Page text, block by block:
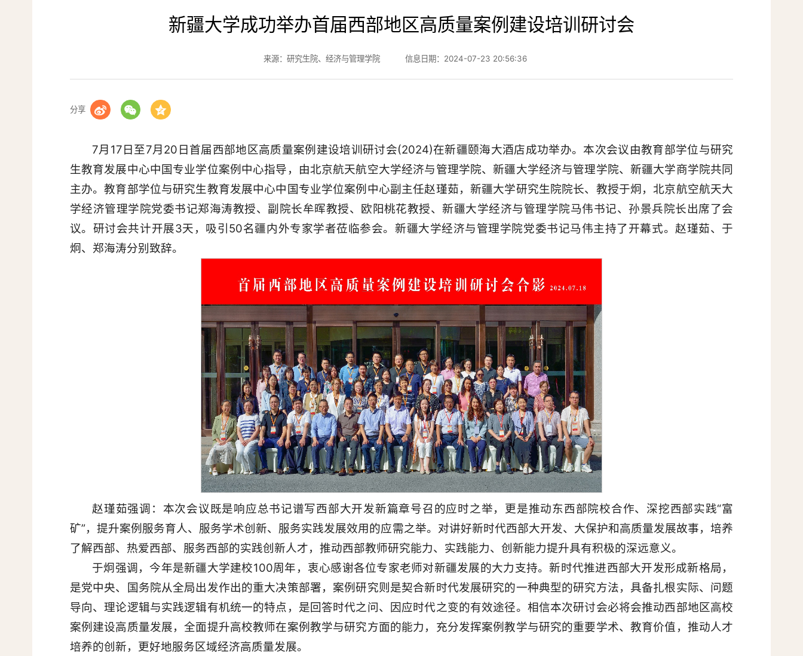
新疆大学成功举办首届西部地区高质量案例建设培训研讨会
来源：研究生院、经济与管理学院 信息日期：2024-07-23 20:56:36
分享
7月17日至7月20日首届西部地区高质量案例建设培训研讨会(2024)在新疆颐海大酒店成功举办。本次会议由教育部学位与研究
生教育发展中心中国专业学位案例中心指导，由北京航天航空大学经济与管理学院、新疆大学经济与管理学院、新疆大学商学院共同
主办。教育部学位与研究生教育发展中心中国专业学位案例中心副主任赵瑾茹，新疆大学研究生院院长、教授于炯，北京航空航天大
学经济管理学院党委书记郑海涛教授、副院长牟晖教授、欧阳桃花教授、新疆大学经济与管理学院马伟书记、孙景兵院长出席了会
议。研讨会共计开展3天，吸引50名疆内外专家学者莅临参会。新疆大学经济与管理学院党委书记马伟主持了开幕式。赵瑾茹、于
炯、郑海涛分别致辞。
赵瑾茹强调：本次会议既是响应总书记谱写西部大开发新篇章号召的应时之举，更是推动东西部院校合作、深挖西部实践“富
矿”，提升案例服务育人、服务学术创新、服务实践发展效用的应需之举。对讲好新时代西部大开发、大保护和高质量发展故事，培养
了解西部、热爱西部、服务西部的实践创新人才，推动西部教师研究能力、实践能力、创新能力提升具有积极的深远意义。
于炯强调，今年是新疆大学建校100周年，衷心感谢各位专家老师对新疆发展的大力支持。新时代推进西部大开发形成新格局，
是党中央、国务院从全局出发作出的重大决策部署，案例研究则是契合新时代发展研究的一种典型的研究方法，具备扎根实际、问题
导向、理论逻辑与实践逻辑有机统一的特点，是回答时代之问、因应时代之变的有效途径。相信本次研讨会必将会推动西部地区高校
案例建设高质量发展，全面提升高校教师在案例教学与研究方面的能力，充分发挥案例教学与研究的重要学术、教育价值，推动人才
培养的创新，更好地服务区域经济高质量发展。